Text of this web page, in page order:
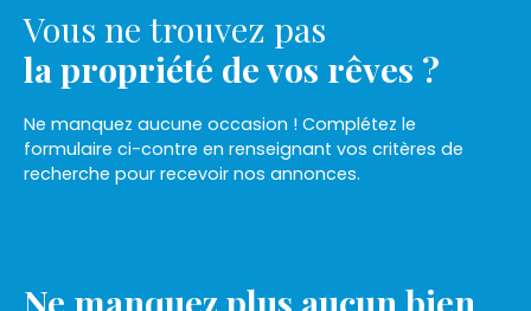
Vous ne trouvez pas
la propriété de vos rêves ?
Ne manquez aucune occasion ! Complétez le
formulaire ci-contre en renseignant vos critères de
recherche pour recevoir nos annonces.
Ne manquez plus aucun bien